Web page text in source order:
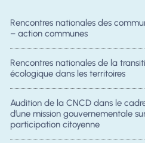
Rencontres nationales des
– action communes
Rencontres nationales de la
écologique dans les territoires
Audition de la CNCD dans le
d’une mission gouvernementale
participation citoyenne